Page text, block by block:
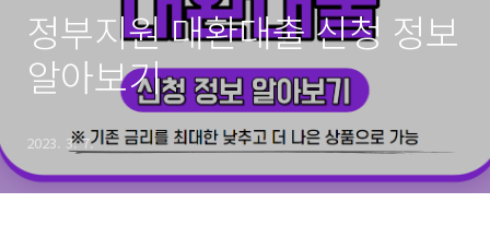
정부지원 대환대출 신청 정보
알아보기
2023. 3. 7.